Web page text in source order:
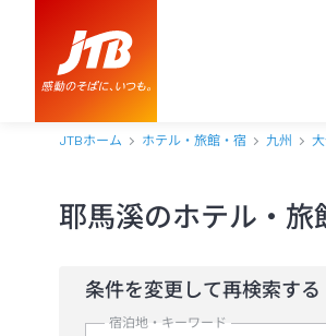
JTBホーム ホテル・旅館・宿 九州
耶馬溪のホテル・
条件を変更して再検索する
宿泊地・キーワード